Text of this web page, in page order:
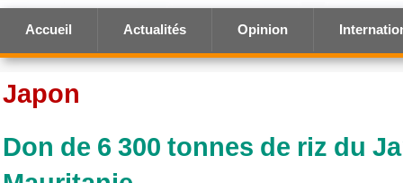
Accueil Actualités Opinion
Japon
Don de 6 300 tonnes de riz du